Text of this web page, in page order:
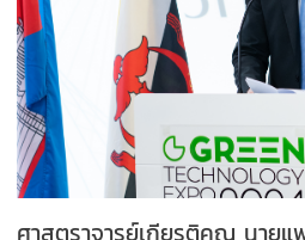
ศาสตราจารย์เกียรติคุณ นาย